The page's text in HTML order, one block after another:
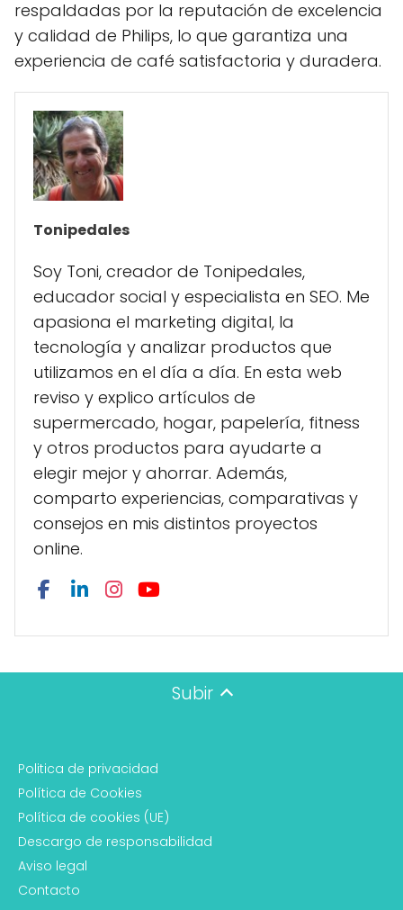
respaldadas por la reputación de excelencia
y calidad de Philips, lo que garantiza una
experiencia de café satisfactoria y duradera.
Tonipedales
Soy Toni, creador de Tonipedales,
educador social y especialista en SEO. Me
apasiona el marketing digital, la
tecnología y analizar productos que
utilizamos en el día a día. En esta web
reviso y explico artículos de
supermercado, hogar, papelería, fitness
y otros productos para ayudarte a
elegir mejor y ahorrar. Además,
comparto experiencias, comparativas y
consejos en mis distintos proyectos
online.
Subir
Politica de privacidad
Política de Cookies
Política de cookies (UE)
Descargo de responsabilidad
Aviso legal
Contacto